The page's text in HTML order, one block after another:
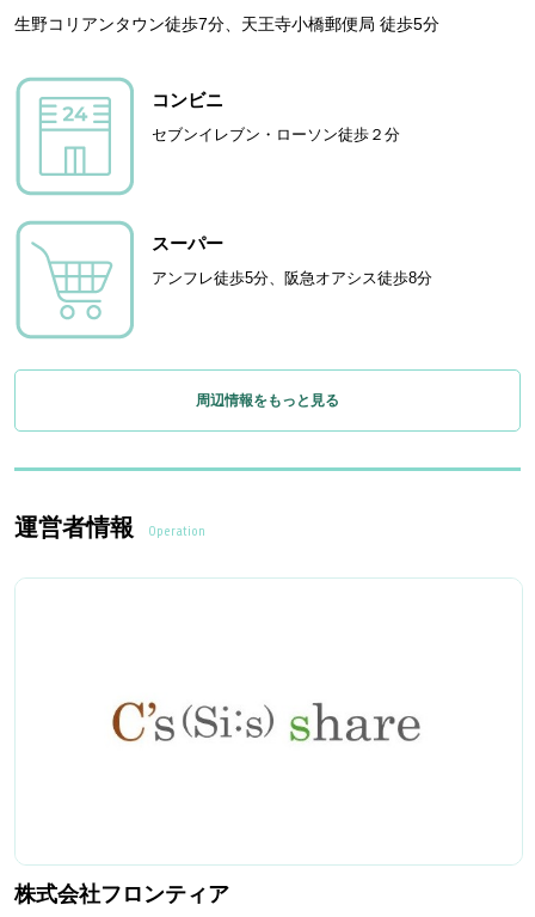
生野コリアンタウン徒歩7分、天王寺小橋郵便局 徒歩5分
コンビニ
セブンイレブン・ローソン徒歩２分
スーパー
アンフレ徒歩5分、阪急オアシス徒歩8分
周辺情報をもっと見る
運営者情報 Operation
株式会社フロンティア